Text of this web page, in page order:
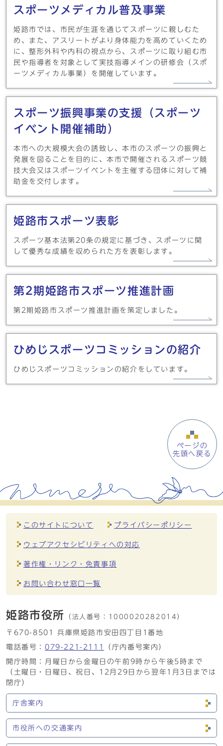
スポーツメディカル普及事業
姫路市では、市民が生涯を通じてスポーツに親しむた
め、また、アスリートがより身体能力を高めていくため
に、整形外科や内科の視点から、スポーツに取り組む市
民や指導者を対象として実技指導メインの研修会（スポ
ーツメディカル事業）を開催しています。
スポーツ振興事業の支援（スポーツ
イベント開催補助）
本市への大規模大会の誘致し、本市のスポーツの振興と
発展を図ることを目的に、本市で開催されるスポーツ競
技大会又はスポーツイベントを主催する団体に対して補
助金を交付します。
姫路市スポーツ表彰
スポーツ基本法第20条の規定に基づき、スポーツに関
して優秀な成績を収められた方を表彰します。
第2期姫路市スポーツ推進計画
第2期姫路市スポーツ推進計画を策定しました。
ひめじスポーツコミッションの紹介
ひめじスポーツコミッションの紹介をしています。
ページの
先頭へ戻る
このサイトについて プライバシーポリシー
ウェブアクセシビリティへの対応
著作権・リンク・免責事項
お問い合わせ窓口一覧
姫路市役所 （法人番号： 1000020282014）
〒670-8501 兵庫県姫路市安田四丁目1番地
電話番号： 079-221-2111
（庁内番号案内）
開庁時間：月曜日から金曜日の午前9時から午後5時まで
（土曜日・日曜日、祝日、12月29日から翌年1月3日までは
閉庁）
庁舎案内
市役所への交通案内